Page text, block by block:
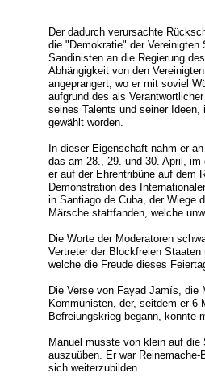
Der dadurch verursachte
die "Demokratie" der
Sandinisten an die Regierung
Abhängigkeit von den
angeprangert, wo er mit soviel
aufgrund des als
seines Talents und seiner
gewählt worden.
In dieser Eigenschaft nahm er
das am 28., 29. und 30. April, im
er auf der Ehrentribüne auf dem
Demonstration des
in Santiago de Cuba, der Wiege
Märsche stattfanden, welche
Die Worte der Moderatoren
Vertreter der Blockfreien
welche die Freude dieses
Die Verse von Fayad Jamís, die
Kommunisten, der, seitdem er 6
Befreiungskrieg begann, konnte
Manuel musste von klein auf die
auszuüben. Er war
sich weiterzubilden.